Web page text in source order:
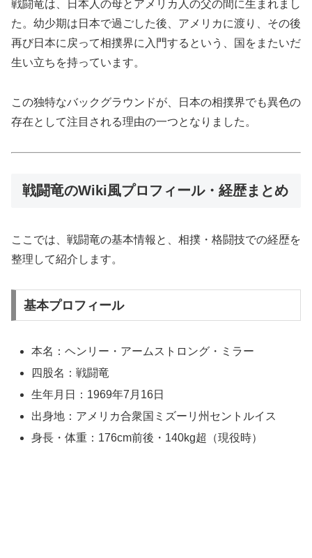
戦闘竜は、日本人の母とアメリカ人の父の間に生まれまし
た。幼少期は日本で過ごした後、アメリカに渡り、その後
再び日本に戻って相撲界に入門するという、国をまたいだ
生い立ちを持っています。
この独特なバックグラウンドが、日本の相撲界でも異色の
存在として注目される理由の一つとなりました。
戦闘竜のWiki風プロフィール・経歴まとめ
ここでは、戦闘竜の基本情報と、相撲・格闘技での経歴を
整理して紹介します。
基本プロフィール
本名：ヘンリー・アームストロング・ミラー
四股名：戦闘竜
生年月日：1969年7月16日
出身地：アメリカ合衆国ミズーリ州セントルイス
身長・体重：176cm前後・140kg超（現役時）